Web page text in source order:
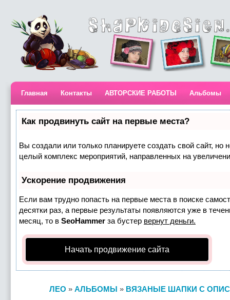
Главная Контакты АВТОРСКИЕ РАБОТЫ Альбомы
Как продвинуть сайт на первые места?
Вы создали или только планируете создать свой сайт, но
целый комплекс мероприятий, направленных на
Ускорение продвижения
Если вам трудно попасть на первые места в поиске
десятки раз, а первые результаты появляются уже в
месяц, то в SeoHammer за бустер вернут деньги.
Начать продвижение сайта
ЛЕО » АЛЬБОМЫ » ВЯЗАНЫЕ ШАПКИ С